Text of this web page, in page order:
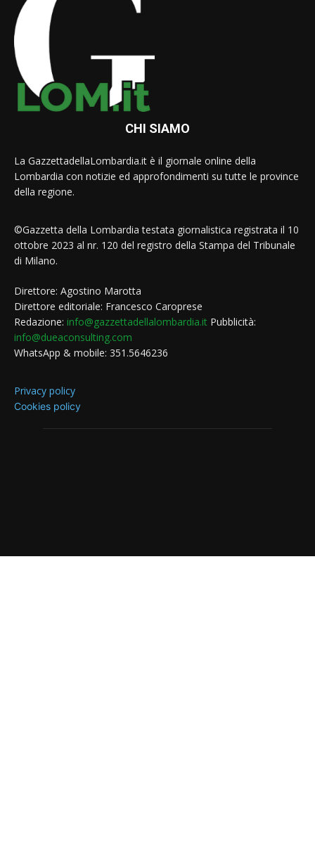
CHI SIAMO
La GazzettadellaLombardia.it è il giornale online della
Lombardia con notizie ed approfondimenti su tutte le province
della regione.
©Gazzetta della Lombardia testata giornalistica registrata il 10
ottobre 2023 al nr. 120 del registro della Stampa del Tribunale
di Milano.
Direttore: Agostino Marotta
Direttore editoriale: Francesco Caroprese
Redazione: info@gazzettadellalombardia.it Pubblicità:
info@dueaconsulting.com
WhatsApp & mobile: 351.5646236
Privacy policy
Cookies policy